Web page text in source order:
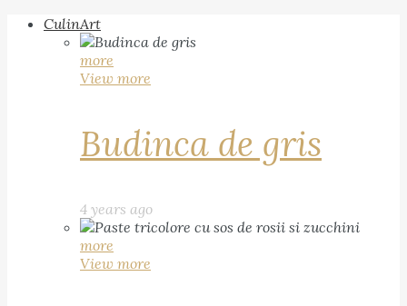
CulinArt
more
View more
Budinca de gris
4 years ago
more
View more